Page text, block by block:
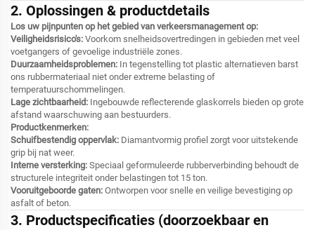
2. Oplossingen & productdetails
Los uw pijnpunten op het gebied van verkeersmanagement op:
Veiligheidsrisico's: Voorkom snelheidsovertredingen in gebieden met veel
voetgangers of gevoelige industriële zones.
Duurzaamheidsproblemen: In tegenstelling tot plastic alternatieven barst
ons rubbermateriaal niet onder extreme belasting of
temperatuurschommelingen.
Lage zichtbaarheid: Ingebouwde reflecterende glaskorrels bieden op grote
afstand waarschuwing aan bestuurders.
Productkenmerken:
Schuifbestendig oppervlak: Diamantvormig profiel zorgt voor uitstekende
grip bij nat weer.
Interne versterking: Speciaal geformuleerde rubberverbinding behoudt de
structurele integriteit onder belastingen tot 15 ton.
Vooruitgeboorde gaten: Ontworpen voor snelle en veilige bevestiging op
asfalt of beton.
3. Productspecificaties (doorzoekbaar en